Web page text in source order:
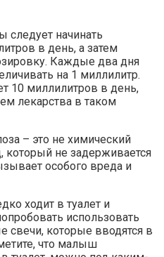
следует начинать
в день, а затем
Каждые два дня
на 1 миллилитр.
10 миллилитров в день,
лекарства в таком
– это не химический
который не задерживается
особого вреда и
ходит в туалет и
использовать
свечи, которые вводятся в
что малыш